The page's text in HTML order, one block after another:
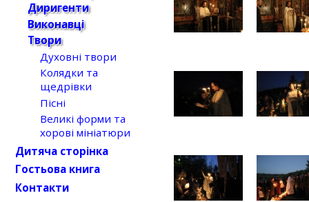
Диригенти
Виконавці
Твори
Духовні твори
Колядки та
щедрівки
Пісні
Великі форми та
хорові мініатюри
Дитяча сторінка
Гостьова книга
Контакти